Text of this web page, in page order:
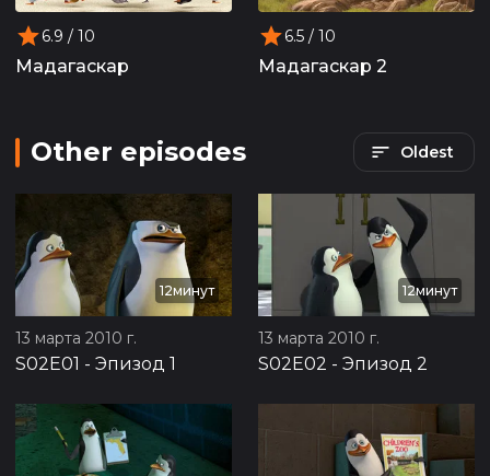
6.9 / 10
Мадагаскар
6.5 / 10
Мадагаскар 2
Other episodes Oldest
12минут
13 марта 2010 г.
S02E01 - Эпизод 1
12минут
13 марта 2010 г.
S02E02 - Эпизод 2